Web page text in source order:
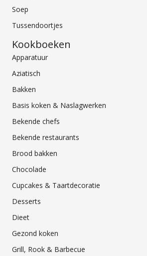
Soep
Tussendoortjes
Kookboeken
Apparatuur
Aziatisch
Bakken
Basis koken & Naslagwerken
Bekende chefs
Bekende restaurants
Brood bakken
Chocolade
Cupcakes & Taartdecoratie
Desserts
Dieet
Gezond koken
Grill, Rook & Barbecue